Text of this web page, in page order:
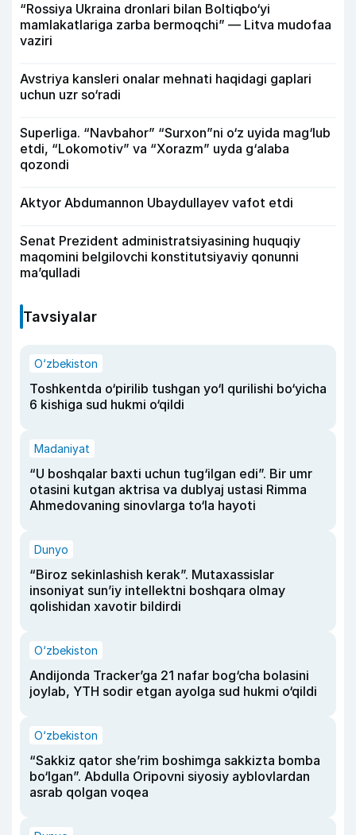
“Rossiya Ukraina dronlari bilan Boltiqbo‘yi
mamlakatlariga zarba bermoqchi” — Litva mudofaa
vaziri
Avstriya kansleri onalar mehnati haqidagi gaplari
uchun uzr so‘radi
Superliga. “Navbahor” “Surxon”ni o‘z uyida mag‘lub
etdi, “Lokomotiv” va “Xorazm” uyda g‘alaba
qozondi
Aktyor Abdu­mannon Ubaydullayev vafot etdi
Senat Prezident administratsiyasining huquqiy
maqomini belgilovchi konstitutsiyaviy qonunni
ma’qulladi
Tavsiyalar
O‘zbekiston
Toshkentda o‘pirilib tushgan yo‘l qurilishi bo‘yicha
6 kishiga sud hukmi o‘qildi
Madaniyat
“U boshqalar baxti uchun tug‘ilgan edi”. Bir umr
otasini kutgan aktrisa va dublyaj ustasi Rimma
Ahmedovaning sinovlarga to‘la hayoti
Dunyo
“Biroz sekinlashish kerak”. Mutaxassislar
insoniyat sun’iy intellektni boshqara olmay
qolishidan xavotir bildirdi
O‘zbekiston
Andijonda Tracker’ga 21 nafar bog‘cha bolasini
joylab, YTH sodir etgan ayolga sud hukmi o‘qildi
O‘zbekiston
“Sakkiz qator she’rim boshimga sakkizta bomba
bo‘lgan”. Abdulla Oripovni siyosiy ayblovlardan
asrab qolgan voqea